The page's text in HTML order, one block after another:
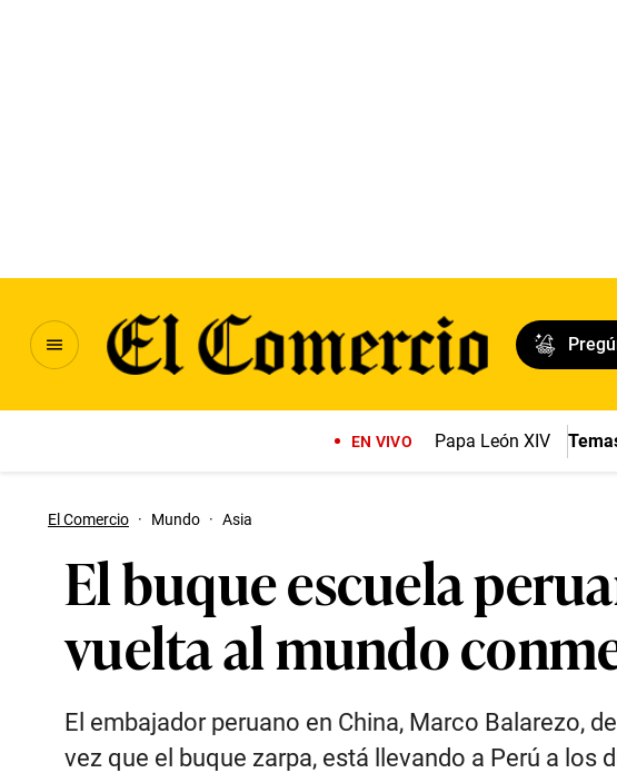
EN VIVO Papa León XIV
El Comercio · Mundo · Asia
El buque escuela
vuelta al mundo
El embajador peruano en China, Marco Balarezo,
vez que el buque zarpa, está llevando a Perú a los